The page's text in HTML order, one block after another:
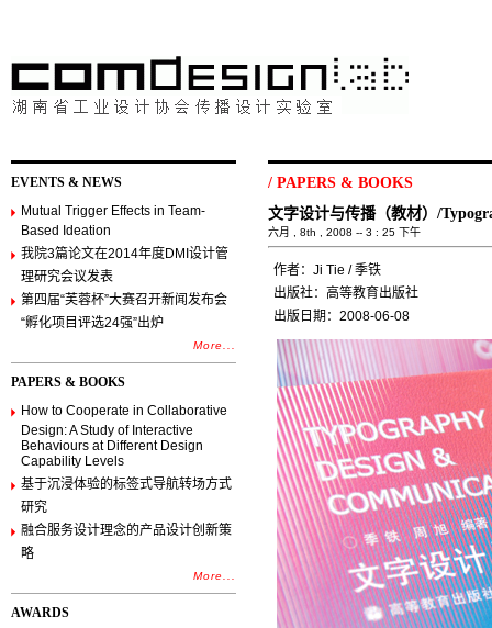
EVENTS & NEWS
Mutual Trigger Effects in Team-
Based Ideation
我院3篇论文在2014年度DMI设计管
理研究会议发表
第四届“芙蓉杯”大赛召开新闻发布会
“孵化项目评选24强”出炉
More...
PAPERS & BOOKS
How to Cooperate in Collaborative
Design: A Study of Interactive
Behaviours at Different Design
Capability Levels
基于沉浸体验的标签式导航转场方式
研究
融合服务设计理念的产品设计创新策
略
More...
AWARDS
/ PAPERS & BOOKS
文字设计与传播（教材）/
六月 , 8th , 2008 -- 3 : 25 下午
作者：Ji Tie / 季铁
出版社：高等教育出版社
出版日期：2008-06-08